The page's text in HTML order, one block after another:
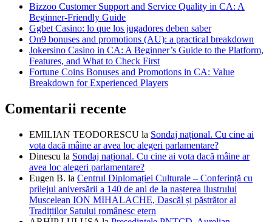
Bizzoo Customer Support and Service Quality in CA: A
Beginner-Friendly Guide
Ggbet Casino: lo que los jugadores deben saber
On9 bonuses and promotions (AU): a practical breakdown
Jokersino Casino in CA: A Beginner’s Guide to the Platform,
Features, and What to Check First
Fortune Coins Bonuses and Promotions in CA: Value
Breakdown for Experienced Players
Comentarii recente
EMILIAN TEODORESCU la Sondaj național. Cu cine ai
vota dacă mâine ar avea loc alegeri parlamentare?
Dinescu la Sondaj național. Cu cine ai vota dacă mâine ar
avea loc alegeri parlamentare?
Eugen B. la Centrul Diplomației Culturale – Conferință cu
prilejul aniversării a 140 de ani de la nașterea ilustrului
Muscelean ION MIHALACHE, Dascăl și păstrător al
Tradițiilor Satului românesc etern